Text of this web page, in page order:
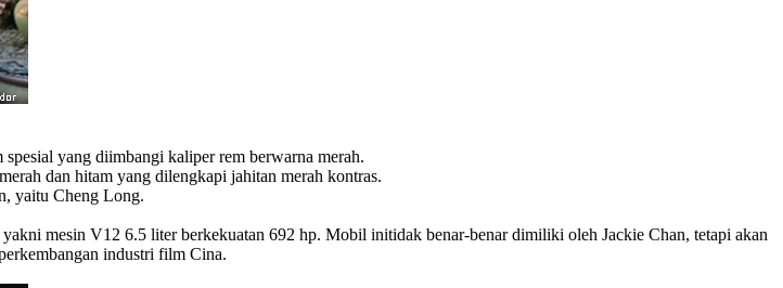
yang diimbangi kaliper rem berwarna merah.
dan hitam yang dilengkapi jahitan merah kontras.
yaitu Cheng Long.
mesin V12 6.5 liter berkekuatan 692 hp. Mobil initidak benar-benar dimiliki oleh Jackie Chan, tetapi akan
industri film Cina.